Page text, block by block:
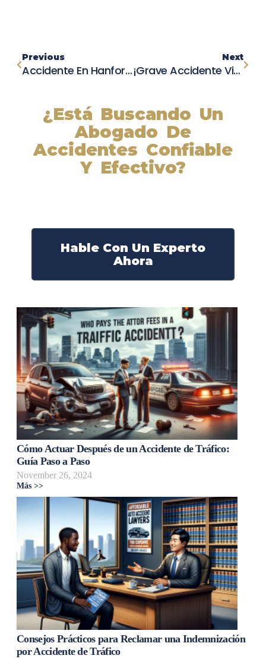
Previous
Accidente En Hanford: Hombre Pierde La Vida Tras Ser Golpeado Por Un Vehículo
Next
¡Grave Accidente Vial En San José Deja A Peatón En Estado Crítico!
¿Está Buscando Un
Abogado De
Accidentes Confiable
Y Efectivo?
Hable Con Un Experto
Ahora
Cómo Actuar Después de un Accidente de Tráfico:
Guía Paso a Paso
November 26, 2024
Más >>
Consejos Prácticos para Reclamar una Indemnización
por Accidente de Tráfico